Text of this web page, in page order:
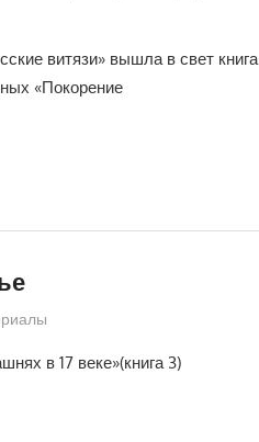
витязи» вышла в свет книга
«Покорение
в 17 веке»(книга 3)